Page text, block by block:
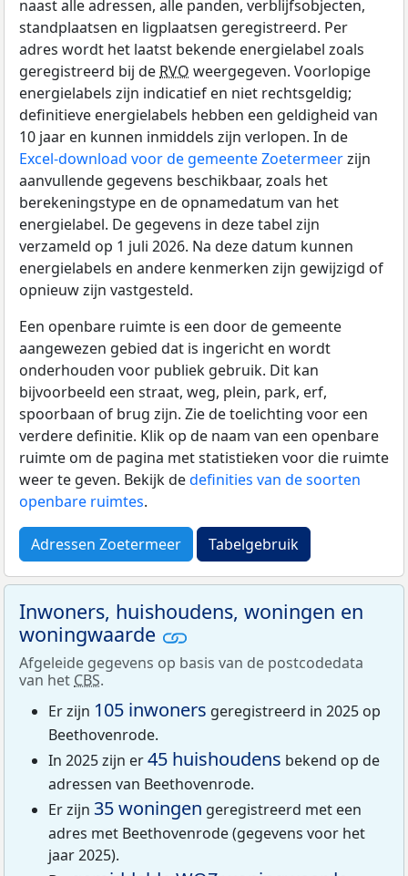
naast alle adressen, alle panden, verblijfsobjecten,
standplaatsen en ligplaatsen geregistreerd. Per
adres wordt het laatst bekende energielabel zoals
geregistreerd bij de RVO weergegeven. Voorlopige
energielabels zijn indicatief en niet rechtsgeldig;
definitieve energielabels hebben een geldigheid van
10 jaar en kunnen inmiddels zijn verlopen. In de
Excel-download voor de gemeente Zoetermeerzijn
aanvullende gegevens beschikbaar, zoals het
berekeningstype en de opnamedatum van het
energielabel. De gegevens in deze tabel zijn
verzameld op 1 juli 2026. Na deze datum kunnen
energielabels en andere kenmerken zijn gewijzigd of
opnieuw zijn vastgesteld.
Een openbare ruimte is een door de gemeente
aangewezen gebied dat is ingericht en wordt
onderhouden voor publiek gebruik. Dit kan
bijvoorbeeld een straat, weg, plein, park, erf,
spoorbaan of brug zijn. Zie de toelichting voor een
verdere definitie. Klik op de naam van een openbare
ruimte om de pagina met statistieken voor die ruimte
weer te geven. Bekijk dedefinities van de soorten
openbare ruimtes.
Adressen Zoetermeer Tabelgebruik
Inwoners, huishoudens, woningen en
woningwaarde
Afgeleide gegevens op basis van de postcodedata
van het CBS.
Er zijn 105 inwoners geregistreerd in 2025 op
Beethovenrode.
In 2025 zijn er45 huishoudens bekend op de
adressen van Beethovenrode.
Er zijn 35 woningen geregistreerd met een
adres met Beethovenrode (gegevens voor het
jaar 2025).